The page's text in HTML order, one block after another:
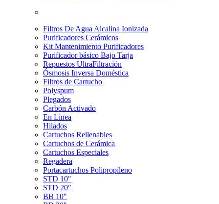
Filtros De Agua Alcalina Ionizada
Purificadores Cerámicos
Kit Mantenimiento Purificadores
Purificador básico Bajo Tarja
Repuestos UltraFiltración
Ósmosis Inversa Doméstica
Filtros de Cartucho
Polyspum
Plegados
Carbón Activado
En Linea
Hilados
Cartuchos Rellenables
Cartuchos de Cerámica
Cartuchos Especiales
Regadera
Portacartuchos Polipropileno
STD 10"
STD 20"
BB 10"